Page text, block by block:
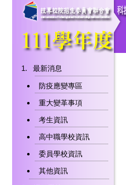
最新消息
防疫應變專區
重大變革事項
考生資訊
高中職學校資訊
委員學校資訊
其他資訊